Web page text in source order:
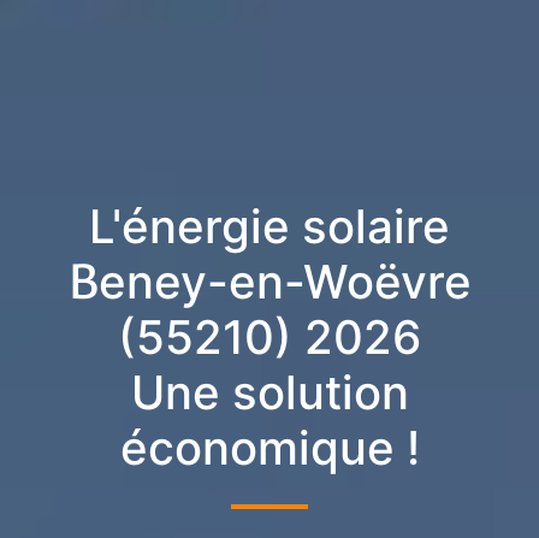
L'énergie solaire
Beney-en-Woëvre
(55210) 2026
Une solution
économique !